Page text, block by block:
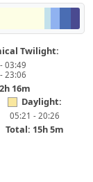
Twilight:
03:49
23:06
16m
Daylight:
05:21 - 20:26
Total: 15h 5m